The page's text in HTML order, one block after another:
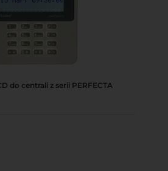
do centrali z serii PERFECTA